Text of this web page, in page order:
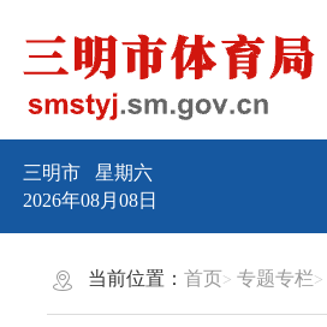
三明市星期六
2026年08月08日
当前位置：首页 专题专栏